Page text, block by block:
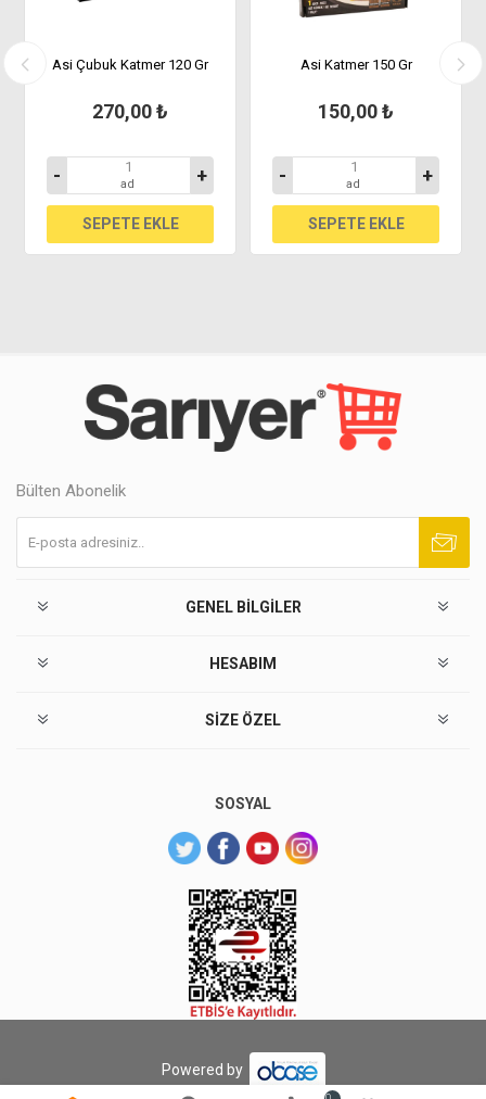
Asi Çubuk Katmer 120 Gr
270,00 ₺
- ad +
Asi Katmer 150 Gr
150,00 ₺
- ad +
Bülten Abonelik
GENEL BILGILER
HESABIM
SIZE ÖZEL
SOSYAL
Powered by